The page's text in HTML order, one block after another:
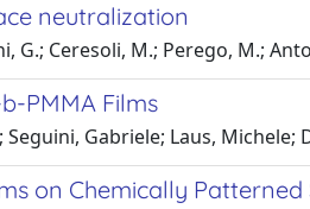
neutralization
G.; Ceresoli, M.; Perego, M.;
PMMA Films
Gabriele; Laus,
on Chemically Patterned